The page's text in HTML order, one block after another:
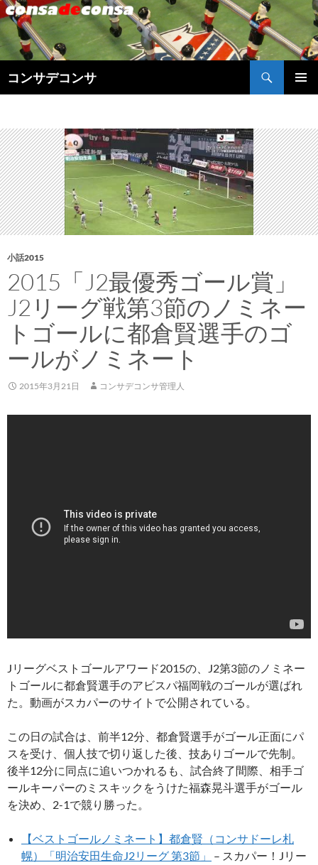
コンサデコンサ
索
ン
ツ
へ
ス
キ
ッ
プ
小話2015
2015「J2最優秀ゴール賞」
J2リーグ戦第3節のノミネー
トゴールに都倉賢選手のゴ
ールがノミネート
2015年3月21日 コンサデコンサ管理人
Jリーグベストゴールアワード2015の、J2第3節のノミネー
トゴールに都倉賢選手のアビスパ福岡戦のゴールが選ばれ
た。動画がスカパーのサイトで公開されている。
この日の試合は、前半12分、都倉賢選手がゴール正面にパ
スを受け、個人技で切り返した後、技ありゴールで先制。
後半12分に同点に追いつかれるも、試合終了間際、相手ゴ
ールキーパーのミスキックをうけた福森晃斗選手がゴール
を決め、2-1で競り勝った。
【ベストゴールノミネート】都倉賢（コンサドーレ札
幌）「明治安田生命J2リーグ 第3節」
– スカパー！Jリー